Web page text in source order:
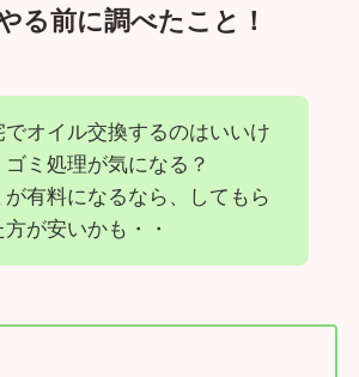
る前に調べたこと！
でオイル交換するのはいいけ
ゴミ処理が気になる？
が有料になるなら、してもら
方が安いかも・・